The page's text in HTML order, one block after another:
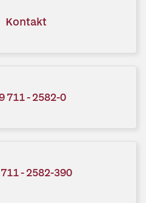
Kontakt
711 - 2582-0
- 2582-390